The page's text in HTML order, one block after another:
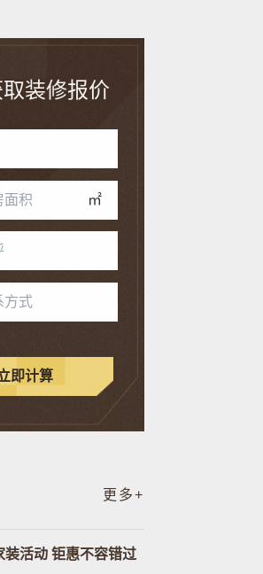
装修报价
㎡
即计算
更多+
装活动 钜惠不容错过